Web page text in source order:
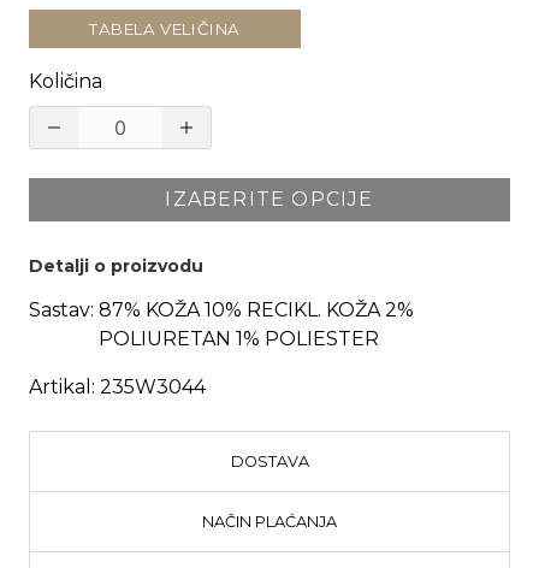
TABELA VELIČINA
Količina
IZABERITE OPCIJE
Detalji o proizvodu
Sastav: 87% KOŽA 10% RECIKL. KOŽA 2%
POLIURETAN 1% POLIESTER
Artikal: 235W3044
DOSTAVA
NAČIN PLAĆANJA